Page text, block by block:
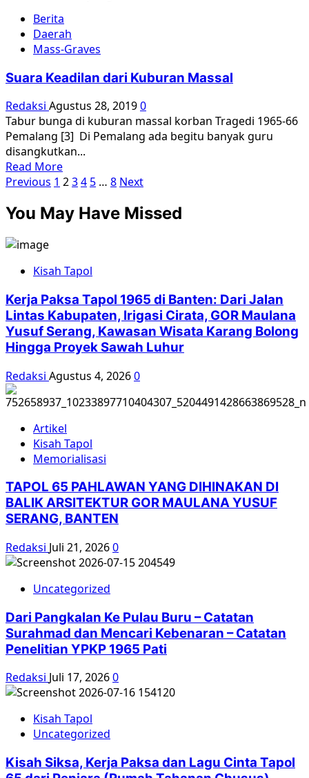
Napak
Tilas
Penjara
Orba
Tangerang
Berita
Daerah
Mass-Graves
Suara Keadilan dari Kuburan Massal
Redaksi Agustus 28, 20190
Tabur bunga di kuburan massal korban Tragedi 1965-66
Pemalang [3] Di Pemalang ada begitu banyak guru
disangkutkan...
Read MoreRead
more
Suara
Keadilan
Massal
Paginasi
pos
Previous 1 234 5 … 8 Next
You May Have Missed
Kisah Tapol
Kerja Paksa Tapol 1965 di Banten: Dari Jalan
Lintas Kabupaten, Irigasi Cirata, GOR Maulana
Yusuf Serang, Kawasan Wisata Karang Bolong
Hingga Proyek Sawah Luhur
Redaksi Agustus 4, 20260
Artikel
Kisah Tapol
Memorialisasi
TAPOL 65 PAHLAWAN YANG DIHINAKAN DI
BALIK ARSITEKTUR GOR MAULANA YUSUF
SERANG, BANTEN
Redaksi Juli 21, 20260
Uncategorized
Dari Pangkalan Ke Pulau Buru – Catatan
Surahmad dan Mencari Kebenaran – Catatan
Penelitian YPKP 1965 Pati
Redaksi Juli 17, 20260
Kisah Tapol
Uncategorized
Kisah Siksa, Kerja Paksa dan Lagu Cinta Tapol